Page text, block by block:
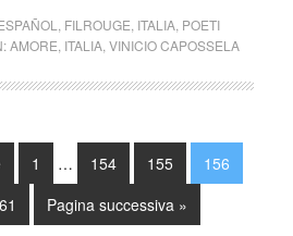
FILROUGE ITALIA, POETI
AMORE ITALIA, VINICIO CAPOSSELA
1 … 154 155
156
Pagina successiva »